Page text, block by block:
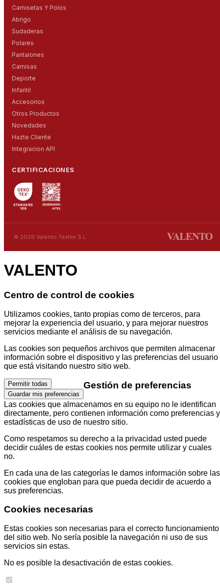
Camisetas Y Polos
Abrigo
Sudaderas
Polares
Pantalones
Camisas
Deporte
Infantil
Accesorios
Otros Productos
Novedades
Hazte Cliente
Integracion API
CERTIFICACIONES
© 2026 Valento Textile S.L.
VALENTO
Centro de control de cookies
Utilizamos cookies, tanto propias como de terceros, para
mejorar la experiencia del usuario, y para mejorar nuestros
servicios mediante el análisis de su navegación.
Las cookies son pequeños archivos que permiten almacenar
información sobre el dispositivo y las preferencias del usuario
que está visitando nuestro sitio web.
Permitir todas
Guardar mis preferencias
Gestión de preferencias
Las cookies que almacenamos en su equipo no le identifican
directamente, pero contienen información como preferencias y
estadísticas de uso de nuestro sitio.
Como respetamos su derecho a la privacidad usted puede
decidir cuáles de estas cookies nos permite utilizar y cuales
no.
En cada una de las categorías le damos información sobre las
cookies que engloban para que pueda decidir de acuerdo a
sus preferencias.
Cookies necesarias
Estas cookies son necesarias para el correcto funcionamiento
del sitio web. No sería posible la navegación ni uso de sus
servicios sin estas.
No es posible la desactivación de estas cookies.